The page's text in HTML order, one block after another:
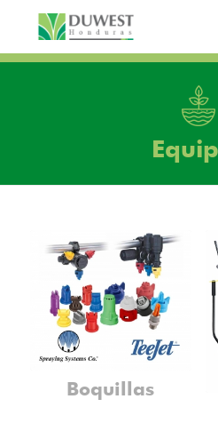
Boquillas